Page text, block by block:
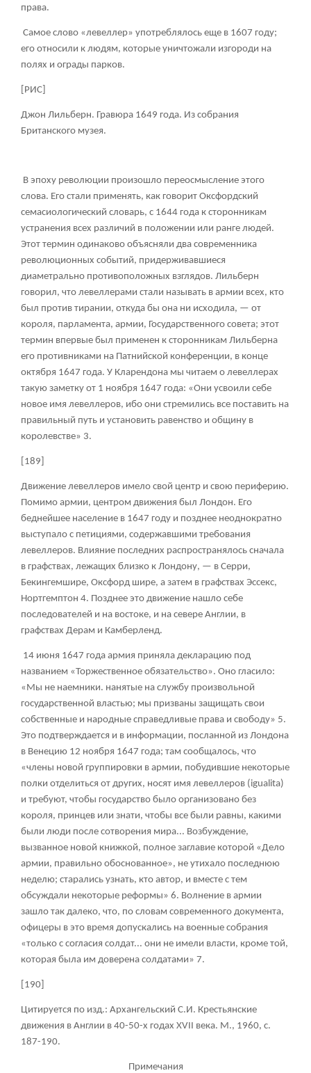
права.
Самое слово «левеллер» употреблялось еще в 1607 году;
его относили к людям, которые уничтожали изгороди на
полях и ограды парков.
[РИС]
Джон Лильберн. Гравюра 1649 года. Из собрания
Британского музея.
В эпоху революции произошло переосмысление этого
слова. Его стали применять, как говорит Оксфордский
семасиологический словарь, с 1644 года к сторонникам
устранения всех различий в положении или ранге людей.
Этот термин одинаково объясняли два современника
революционных событий, придерживавшиеся
диаметрально противоположных взглядов. Лильберн
говорил, что левеллерами стали называть в армии всех, кто
был против тирании, откуда бы она ни исходила, — от
короля, парламента, армии, Государственного совета; этот
термин впервые был применен к сторонникам Лильберна
его противниками на Патнийской конференции, в конце
октября 1647 года. У Кларендона мы читаем о левеллерах
такую заметку от 1 ноября 1647 года: «Они усвоили себе
новое имя левеллеров, ибо они стремились все поставить на
правильный путь и установить равенство и общину в
королевстве» 3.
[189]
Движение левеллеров имело свой центр и свою периферию.
Помимо армии, центром движения был Лондон. Его
беднейшее население в 1647 году и позднее неоднократно
выступало с петициями, содержавшими требования
левеллеров. Влияние последних распространялось сначала
в графствах, лежащих близко к Лондону, — в Серри,
Бекингемшире, Оксфорд шире, а затем в графствах Эссекс,
Нортгемптон 4. Позднее это движение нашло себе
последователей и на востоке, и на севере Англии, в
графствах Дерам и Камберленд.
14 июня 1647 года армия приняла декларацию под
названием «Торжественное обязательство». Оно гласило:
«Мы не наемники. нанятые на службу произвольной
государственной властью; мы призваны защищать свои
собственные и народные справедливые права и свободу» 5.
Это подтверждается и в информации, посланной из Лондона
в Венецию 12 ноября 1647 года; там сообщалось, что
«члены новой группировки в армии, побудившие некоторые
полки отделиться от других, носят имя левеллеров (igualita)
и требуют, чтобы государство было организовано без
короля, принцев или знати, чтобы все были равны, какими
были люди после сотворения мира... Возбуждение,
вызванное новой книжкой, полное заглавие которой «Дело
армии, правильно обоснованное», не утихало последнюю
неделю; старались узнать, кто автор, и вместе с тем
обсуждали некоторые реформы» 6. Волнение в армии
зашло так далеко, что, по словам современного документа,
офицеры в это время допускались на военные собрания
«только с согласия солдат... они не имели власти, кроме той,
которая была им доверена солдатами» 7.
[190]
Цитируется по изд.: Архангельский С.И. Крестьянские
движения в Англии в 40-50-х годах XVII века. М., 1960, с.
187-190.
Примечания